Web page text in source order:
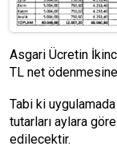
Asgari Ücretin
TL net
Tabi ki
tutarları aylara
edilecektir.